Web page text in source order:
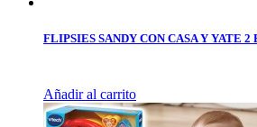
FLIPSIES SANDY CON CASA Y YATE 2
Añadir al carrito